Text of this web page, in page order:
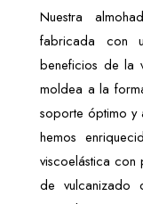
Nuestra
fabricada con
beneficios de la
moldea a la
soporte óptimo y
hemos
viscoelástica
de vulcanizado